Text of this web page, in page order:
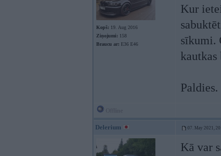
Kopš: 19. Aug 2016
Ziņojumi: 158
Braucu ar: E36 E46
Kur
sīkumi.
Paldies.
Delerium 07. May 2021,
Kā var